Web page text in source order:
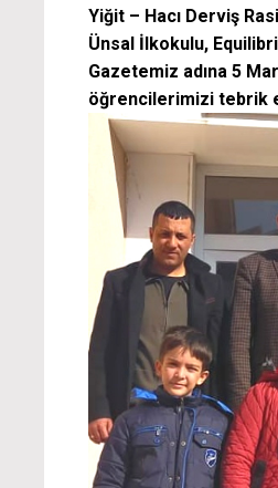
Yiğit – Hacı Derviş
Ünsal İlkokulu,
Gazetemiz adına 5
öğrencilerimizi tebrik